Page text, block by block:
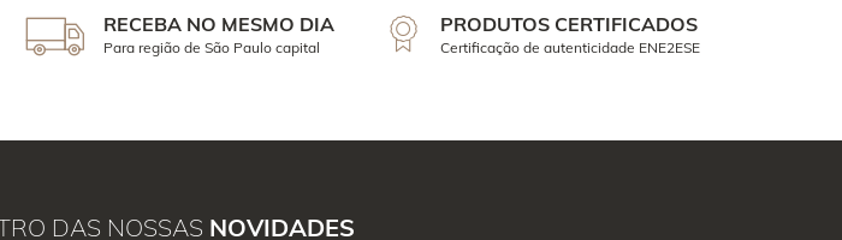
RECEBA NO MESMO DIA
Para região de São Paulo capital
PRODUTOS CERTIFICADOS
Certificação de autenticidade ENE2ESE
DAS NOSSAS NOVIDADES